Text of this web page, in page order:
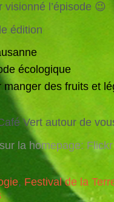
l’épisode 😉
édition
écologique
des fruits et
Vert autour de
la homepage:
, Festival de la